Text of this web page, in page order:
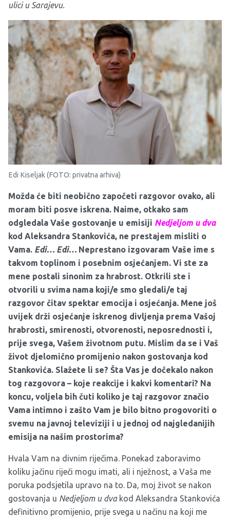
ulici u Sarajevu.
Edi Kiseljak (FOTO: privatna arhiva)
Možda će biti neobično započeti razgovor ovako, ali
moram biti posve iskrena. Naime, otkako sam
odgledala Vaše gostovanje u emisiji Nedjeljom u dva
kod Aleksandra Stankovića, ne prestajem misliti o
Vama. Edi… Edi… Neprestano izgovaram Vaše ime s
takvom toplinom i posebnim osjećanjem. Vi ste za
mene postali sinonim za hrabrost. Otkrili ste i
otvorili u svima nama koji/e smo gledali/e taj
razgovor čitav spektar emocija i osjećanja. Mene još
uvijek drži osjećanje iskrenog divljenja prema Vašoj
hrabrosti, smirenosti, otvorenosti, neposrednosti i,
prije svega, Vašem životnom putu. Mislim da se i Vaš
život djelomično promijenio nakon gostovanja kod
Stankovića. Slažete li se? Šta Vas je dočekalo nakon
tog razgovora – koje reakcije i kakvi komentari? Na
koncu, voljela bih čuti koliko je taj razgovor značio
Vama intimno i zašto Vam je bilo bitno progovoriti o
svemu na javnoj televiziji i u jednoj od najgledanijih
emisija na našim prostorima?
Hvala Vam na divnim riječima. Ponekad zaboravimo
koliku jačinu riječi mogu imati, ali i nježnost, a Vaša me
poruka podsjetila upravo na to. Da, moj život se nakon
gostovanja u Nedjeljom u dvakod Aleksandra Stankovića
definitivno promijenio, prije svega u načinu na koji me